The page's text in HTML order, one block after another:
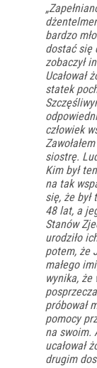
bardzo
dostać się
zobaczył
Ucałował
statek
człowiek
siostrę.
Kim był
na tak
się, że był
48 lat, a
Stanów
urodziło
potem, że
małego
wynika,
próbował
pomocy
na swoim.
ucałował
drugim